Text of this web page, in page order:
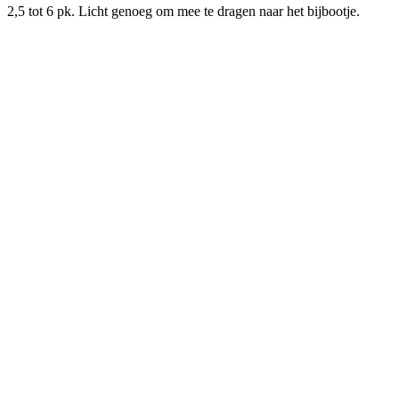
2,5 tot 6 pk. Licht genoeg om mee te dragen naar het bijbootje.